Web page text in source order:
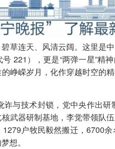
草连天、风清云阔。这里是
221），更是“两弹一星”精
峥嵘岁月，化作穿越时空的
与技术封锁，党中央作出
武器研制基地，李觉带领队
户牧民毅然搬迁，6700
想。